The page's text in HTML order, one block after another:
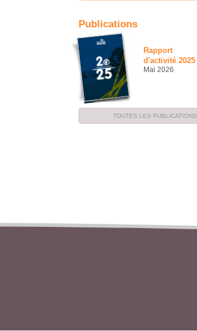
Publications
Rapport
d'activité 2025
Mai 2026
TOUTES LES PUBLICATIONS